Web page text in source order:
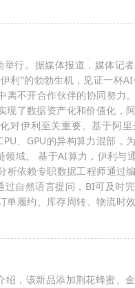
行。据媒体报道，媒体记
利”的勃勃生机，见证一杯
不开合作伙伴的协同努力
了数据资产化和价值化，
对伊利至关重要。基于阿
、GPU的异构算力混部，
域。 基于AI算力，伊利与
依赖专职数据工程师通过
自然语言提问，BI可及时
履约、库存周转、物流时
，该新品添加荆花蜂蜜、